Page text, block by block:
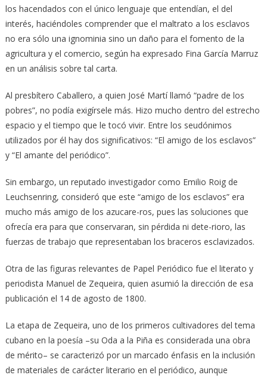
los hacendados con el único lenguaje que entendían, el del
interés, haciéndoles comprender que el maltrato a los esclavos
no era sólo una ignominia sino un daño para el fomento de la
agricultura y el comercio, según ha expresado Fina García Marruz
en un análisis sobre tal carta.
Al presbítero Caballero, a quien José Martí llamó “padre de los
pobres”, no podía exigírsele más. Hizo mucho dentro del estrecho
espacio y el tiempo que le tocó vivir. Entre los seudónimos
utilizados por él hay dos significativos: “El amigo de los esclavos”
y “El amante del periódico”.
Sin embargo, un reputado investigador como Emilio Roig de
Leuchsenring, consideró que este “amigo de los esclavos” era
mucho más amigo de los azucare-ros, pues las soluciones que
ofrecía era para que conservaran, sin pérdida ni dete-rioro, las
fuerzas de trabajo que representaban los braceros esclavizados.
Otra de las figuras relevantes de Papel Periódico fue el literato y
periodista Manuel de Zequeira, quien asumió la dirección de esa
publicación el 14 de agosto de 1800.
La etapa de Zequeira, uno de los primeros cultivadores del tema
cubano en la poesía –su Oda a la Piña es considerada una obra
de mérito– se caracterizó por un marcado énfasis en la inclusión
de materiales de carácter literario en el periódico, aunque